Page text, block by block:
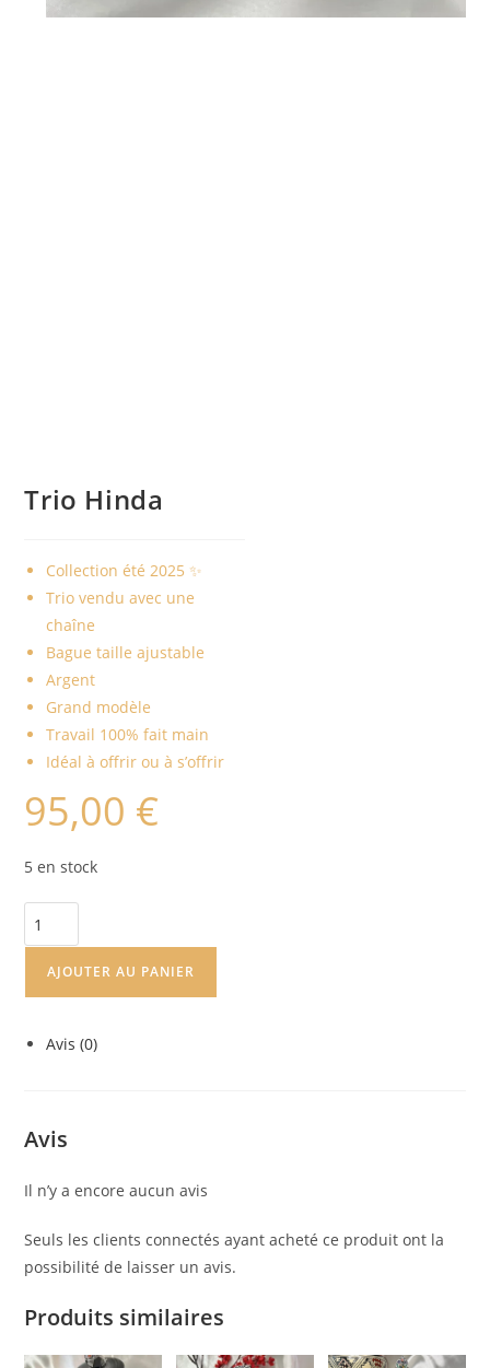
Trio Hinda
Collection été 2025 ✨
Trio vendu avec une
chaîne
Bague taille ajustable
Argent
Grand modèle
Travail 100% fait main
Idéal à offrir ou à s’offrir
95,00 €
5 en stock
quantité
de
Trio
Hinda
AJOUTER AU PANIER
Avis (0)
Avis
Il n’y a encore aucun avis
Seuls les clients connectés ayant acheté ce produit ont la
possibilité de laisser un avis.
Produits similaires